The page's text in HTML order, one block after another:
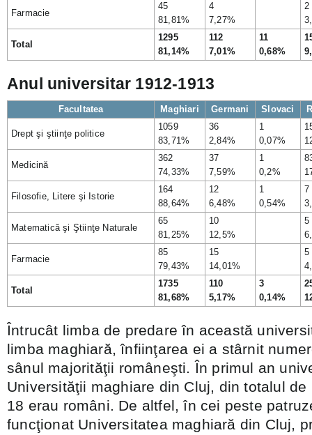
Farmacie
45
81,81%
4
7,27%
2
Total
1295
81,14%
112
7,01%
11
0,68%
Anul universitar 1912-1913
Facultatea Maghiari Germani Slovaci
Drept şi ştiinţe politice
1059
83,71%
36
2,84%
1
0,07%
Medicină
362
74,33%
37
7,59%
1
0,2%
Filosofie, Litere şi Istorie
164
88,64%
12
6,48%
1
0,54%
7
Matematică şi Ştiinţe Naturale
65
81,25%
10
12,5%
5
Farmacie
85
79,43%
15
14,01%
5
Total
1735
81,68%
110
5,17%
3
0,14%
Întrucât limba de predare în această
limba maghiară, înfiinţarea ei a stârnit
sânul majorităţii româneşti. În primul an
Universităţii maghiare din Cluj, din totalul
18 erau români. De altfel, în cei peste
funcţionat Universitatea maghiară din Cluj,